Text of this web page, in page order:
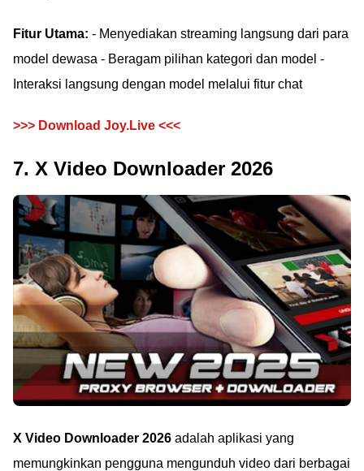
Fitur Utama: - Menyediakan streaming langsung dari para
model dewasa - Beragam pilihan kategori dan model -
Interaksi langsung dengan model melalui fitur chat
>>> Download Joy.Live <<<
7. X Video Downloader 2026
X Video Downloader 2026 adalah aplikasi yang
memungkinkan pengguna mengunduh video dari berbagai